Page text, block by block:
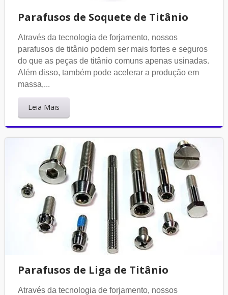
Parafusos de Soquete de Titânio
Através da tecnologia de forjamento, nossos
parafusos de titânio podem ser mais fortes e seguros
do que as peças de titânio comuns apenas usinadas.
Além disso, também pode acelerar a produção em
massa,...
Leia Mais
Parafusos de Liga de Titânio
Através da tecnologia de forjamento, nossos